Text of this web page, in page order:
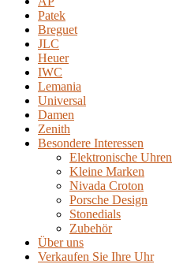
Patek
Breguet
JLC
Heuer
IWC
Lemania
Universal
Damen
Zenith
Besondere Interessen
Elektronische Uhren
Kleine Marken
Nivada Croton
Porsche Design
Stonedials
Zubehör
Über uns
Verkaufen Sie Ihre Uhr